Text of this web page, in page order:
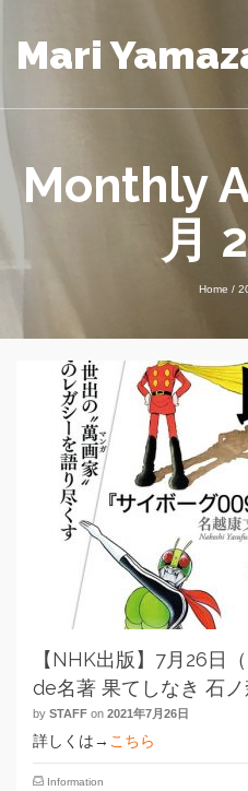
Mari
Monthly
月
Home /
【NHK出版】7月26日
de名著 果てしなき 石ノ
by STAFF on 2021年7月26日
詳しくは→ こちら
Information